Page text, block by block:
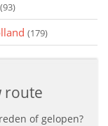
(93)
(179)
route
of gelopen?